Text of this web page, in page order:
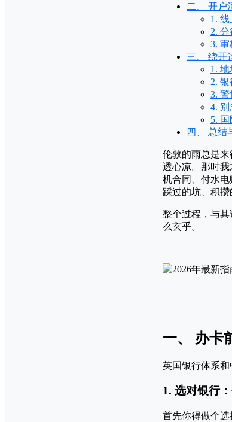
二、 开户
1.
2.
3.
三、 绕开
1.
2.
3. 警
4.
5.
四、 总结
伦敦的雨总是
透心凉。那时
机合同、付水
踩过的坑、积攒
整个过程，与其
么玄乎。
一、 办卡
英国银行体系和
1. 选对银行
首先你得做个选